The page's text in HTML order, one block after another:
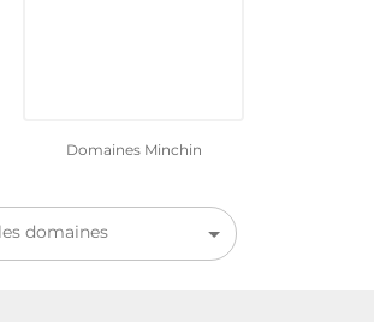
Domaines Minchin
domaines